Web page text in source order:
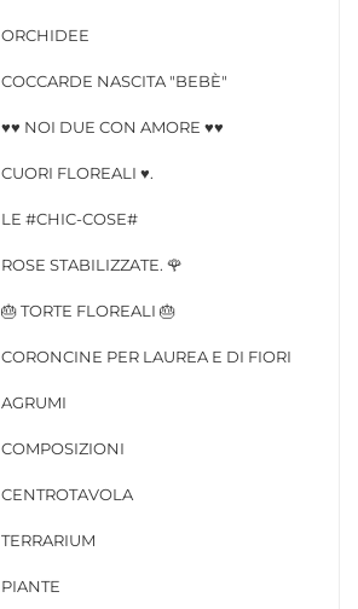
ORCHIDEE
COCCARDE NASCITA "BEBÈ"
♥️♥️ NOI DUE CON AMORE ♥️♥️
CUORI FLOREALI ♥️.
LE #CHIC-COSE#
ROSE STABILIZZATE. 🌹
🎂 TORTE FLOREALI 🎂
CORONCINE PER LAUREA E DI FIORI
AGRUMI
COMPOSIZIONI
CENTROTAVOLA
TERRARIUM
PIANTE